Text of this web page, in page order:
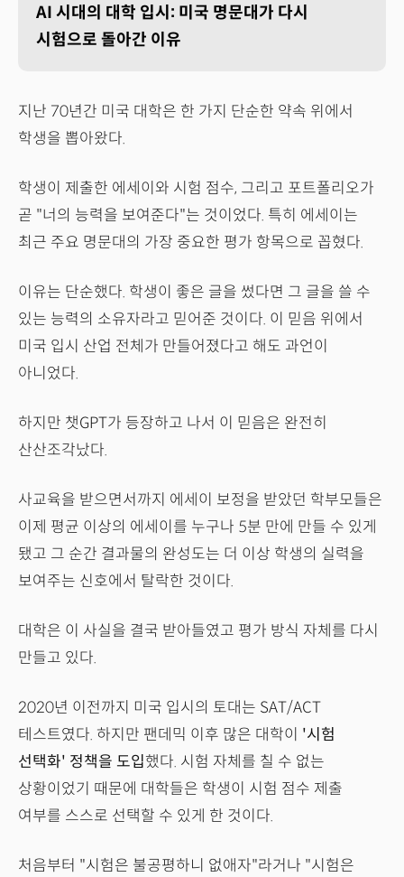
AI 시대의 대학 입시: 미국 명문대가 다시
시험으로 돌아간 이유
지난 70년간 미국 대학은 한 가지 단순한 약속 위에서
학생을 뽑아왔다.
학생이 제출한 에세이와 시험 점수, 그리고 포트폴리오가
곧 "너의 능력을 보여준다"는 것이었다. 특히 에세이는
최근 주요 명문대의 가장 중요한 평가 항목으로 꼽혔다.
이유는 단순했다. 학생이 좋은 글을 썼다면 그 글을 쓸 수
있는 능력의 소유자라고 믿어준 것이다. 이 믿음 위에서
미국 입시 산업 전체가 만들어졌다고 해도 과언이
아니었다.
하지만 챗GPT가 등장하고 나서 이 믿음은 완전히
산산조각났다.
사교육을 받으면서까지 에세이 보정을 받았던 학부모들은
이제 평균 이상의 에세이를 누구나 5분 만에 만들 수 있게
됐고 그 순간 결과물의 완성도는 더 이상 학생의 실력을
보여주는 신호에서 탈락한 것이다.
대학은 이 사실을 결국 받아들였고 평가 방식 자체를 다시
만들고 있다.
2020년 이전까지 미국 입시의 토대는 SAT/ACT
테스트였다. 하지만 팬데믹 이후 많은 대학이 '시험
선택화' 정책을 도입했다. 시험 자체를 칠 수 없는
상황이었기 때문에 대학들은 학생이 시험 점수 제출
여부를 스스로 선택할 수 있게 한 것이다.
처음부터 "시험은 불공평하니 없애자"라거나 "시험은